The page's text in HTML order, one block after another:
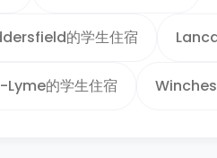
的学生住宿
的学生住宿